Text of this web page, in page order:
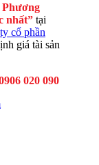
Phương
nhất” tại
cổ phần
giá tài sản
020 090